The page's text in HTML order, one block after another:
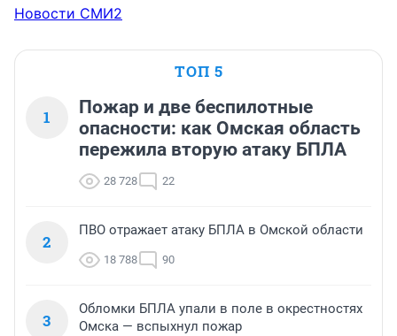
Новости СМИ2
ТОП 5
1
Пожар и две беспилотные
опасности: как Омская область
пережила вторую атаку БПЛА
28 728 22
2
ПВО отражает атаку БПЛА в Омской области
18 788 90
3
Обломки БПЛА упали в поле в окрестностях
Омска — вспыхнул пожар